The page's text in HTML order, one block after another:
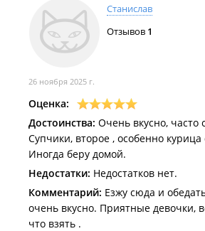
Станислав
Отзывов 1
26 ноября 2025 г.
Оценка:
Достоинства: Очень вкусно,
Супчики, второе , особенно курица
Иногда беру домой.
Недостатки: Недостатков нет.
Комментарий: Езжу сюда и
очень вкусно. Приятные девочки,
что взять .